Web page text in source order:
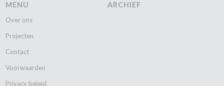
MENU
Over ons
Projecten
Contact
Voorwaarden
Privacy beleid
ARCHIEF